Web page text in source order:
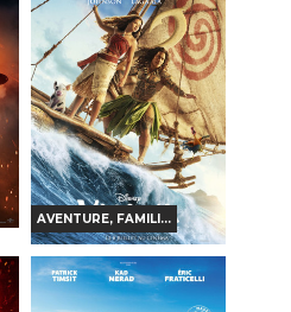
Horaires et Infos
Bande-annonce
Réservation
TOUT PUBLIC
VF
AVENTURE, FAMILI...
VAIANA, LA LÉGENDE
DU BOUT DU MONDE